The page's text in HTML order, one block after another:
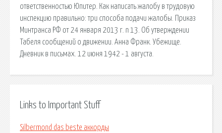
ответственностью Юпитер. Как написать жалобу в трудовую
инспекцию правильно: три способа подачи жалобы. Приказ
Минтранса РФ от 24 января 2013 г. n 13. Об утверждении
Табеля сообщений о движении. Анна Франк. Убежище.
Дневник в письмах. 12 июня 1942 - 1 августа.
Links to Important Stuff
Silbermond das beste аккорды